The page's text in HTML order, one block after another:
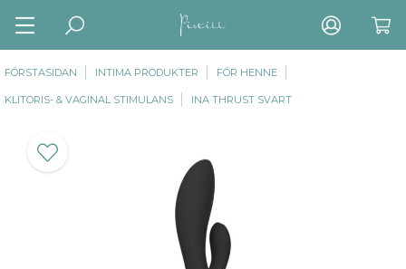
FÖRSTASIDAN INTIMA PRODUKTER FÖR HENNE
KLITORIS- & VAGINAL STIMULANS INA THRUST SVART